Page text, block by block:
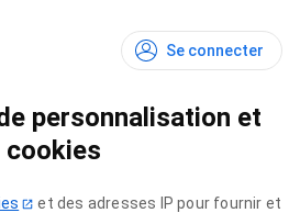
Se connecter
personnalisation et
cookies
et des adresses IP pour fournir et